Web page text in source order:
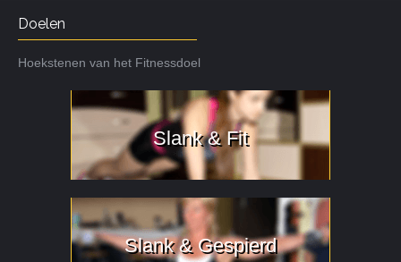
Doelen
Hoekstenen van het Fitnessdoel
Slank & Fit
Slank & Gespierd